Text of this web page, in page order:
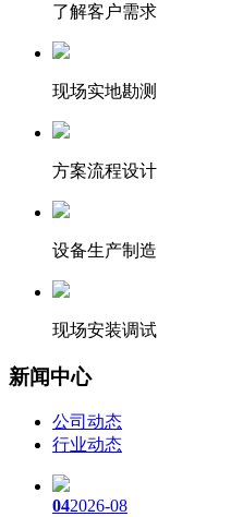
了解客户需求
现场实地勘测
方案流程设计
设备生产制造
现场安装调试
新闻中心
公司动态
行业动态
042026-08